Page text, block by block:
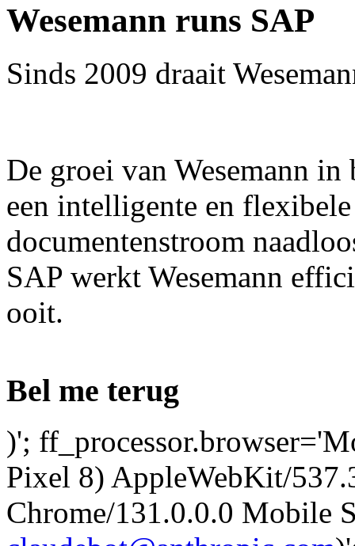
Wesemann runs SAP
Sinds 2009 draait
De groei van Wesemann
een intelligente en
documentenstroom
SAP werkt Wesemann
ooit.
Bel me terug
)';
Pixel 8) AppleWebKit/
Chrome/131.0.0.0 Mobile